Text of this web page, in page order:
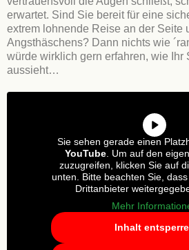
erwartet. Sind Sie bereit für eine
extrem lohnende Reise an der Seite
Angsthäschens? Dann nichts wie
würde wirklich gern erfahren, wie Ihr
aussieht…
Sie sehen gerade einen
YouTube. Um auf den
zuzugreifen, klicken Sie auf
unten. Bitte beachten Sie,
Drittanbieter
Mehr
Inhalt